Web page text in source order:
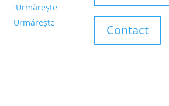
Urmărește
Urmărește
Contact